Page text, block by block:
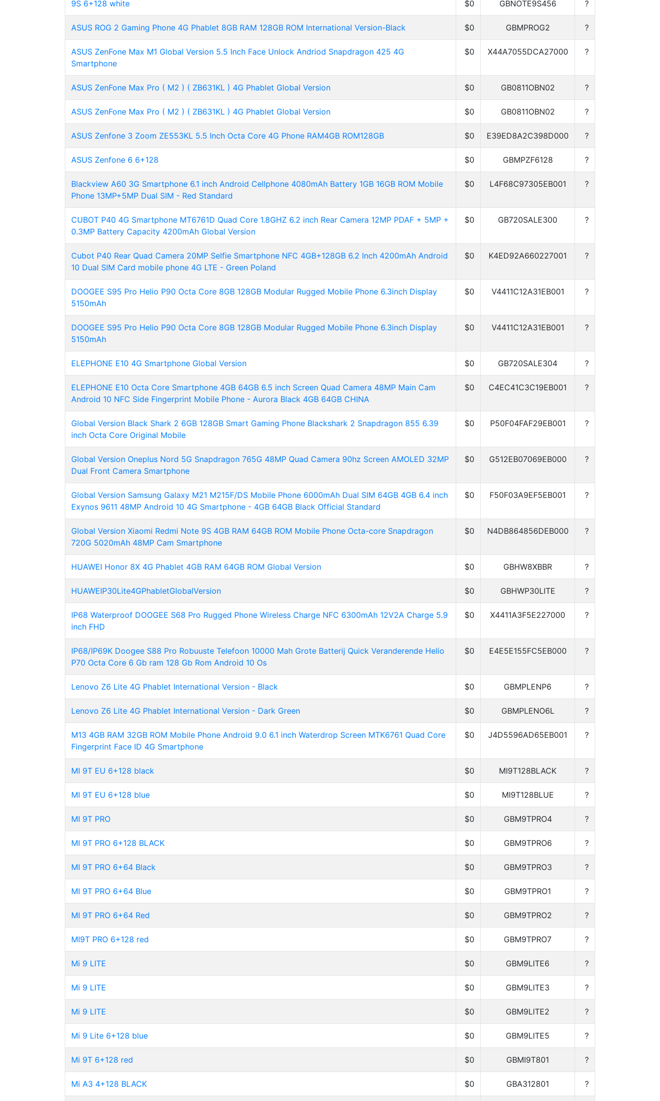
9S 6+128 white $0 GBNOTE9S456 ?
ASUS ROG 2 Gaming Phone 4G Phablet 8GB RAM 128GB ROM International Version-Black $0 GBMPROG2 ?
ASUS ZenFone Max M1 Global Version 5.5 Inch Face Unlock Andriod Snapdragon 425 4G
Smartphone
$0 X44A7055DCA27000 ?
ASUS ZenFone Max Pro ( M2 ) ( ZB631KL ) 4G Phablet Global Version $0 GB0811OBN02 ?
ASUS ZenFone Max Pro ( M2 ) ( ZB631KL ) 4G Phablet Global Version $0 GB0811OBN02 ?
ASUS Zenfone 3 Zoom ZE553KL 5.5 Inch Octa Core 4G Phone RAM4GB ROM128GB $0 E39ED8A2C398D000 ?
ASUS Zenfone 6 6+128 $0 GBMPZF6128 ?
Blackview A60 3G Smartphone 6.1 inch Android Cellphone 4080mAh Battery 1GB 16GB ROM Mobile
Phone 13MP+5MP Dual SIM - Red Standard
$0 L4F68C97305EB001 ?
CUBOT P40 4G Smartphone MT6761D Quad Core 1.8GHZ 6.2 inch Rear Camera 12MP PDAF + 5MP +
0.3MP Battery Capacity 4200mAh Global Version
$0 GB720SALE300 ?
Cubot P40 Rear Quad Camera 20MP Selfie Smartphone NFC 4GB+128GB 6.2 Inch 4200mAh Android
10 Dual SIM Card mobile phone 4G LTE - Green Poland
$0 K4ED92A660227001 ?
DOOGEE S95 Pro Helio P90 Octa Core 8GB 128GB Modular Rugged Mobile Phone 6.3inch Display
5150mAh
$0 V4411C12A31EB001 ?
DOOGEE S95 Pro Helio P90 Octa Core 8GB 128GB Modular Rugged Mobile Phone 6.3inch Display
5150mAh
$0 V4411C12A31EB001 ?
ELEPHONE E10 4G Smartphone Global Version $0 GB720SALE304 ?
ELEPHONE E10 Octa Core Smartphone 4GB 64GB 6.5 inch Screen Quad Camera 48MP Main Cam
Android 10 NFC Side Fingerprint Mobile Phone - Aurora Black 4GB 64GB CHINA
$0 C4EC41C3C19EB001 ?
Global Version Black Shark 2 6GB 128GB Smart Gaming Phone Blackshark 2 Snapdragon 855 6.39
inch Octa Core Original Mobile
$0 P50F04FAF29EB001 ?
Global Version Oneplus Nord 5G Snapdragon 765G 48MP Quad Camera 90hz Screen AMOLED 32MP
Dual Front Camera Smartphone
$0 G512EB07069EB000 ?
Global Version Samsung Galaxy M21 M215F/DS Mobile Phone 6000mAh Dual SIM 64GB 4GB 6.4 inch
Exynos 9611 48MP Android 10 4G Smartphone - 4GB 64GB Black Official Standard
$0 F50F03A9EF5EB001 ?
Global Version Xiaomi Redmi Note 9S 4GB RAM 64GB ROM Mobile Phone Octa-core Snapdragon
720G 5020mAh 48MP Cam Smartphone
$0 N4DB864856DEB000 ?
HUAWEI Honor 8X 4G Phablet 4GB RAM 64GB ROM Global Version $0 GBHW8XBBR ?
HUAWEIP30Lite4GPhabletGlobalVersion $0 GBHWP30LITE ?
IP68 Waterproof DOOGEE S68 Pro Rugged Phone Wireless Charge NFC 6300mAh 12V2A Charge 5.9
inch FHD
$0 X4411A3F5E227000 ?
IP68/IP69K Doogee S88 Pro Robuuste Telefoon 10000 Mah Grote Batterij Quick Veranderende Helio
P70 Octa Core 6 Gb ram 128 Gb Rom Android 10 Os
$0 E4E5E155FC5EB000 ?
Lenovo Z6 Lite 4G Phablet International Version - Black $0 GBMPLENP6 ?
Lenovo Z6 Lite 4G Phablet International Version - Dark Green $0 GBMPLENO6L ?
M13 4GB RAM 32GB ROM Mobile Phone Android 9.0 6.1 inch Waterdrop Screen MTK6761 Quad Core
Fingerprint Face ID 4G Smartphone
$0 J4D5596AD65EB001 ?
MI 9T EU 6+128 black $0 MI9T128BLACK ?
MI 9T EU 6+128 blue $0 MI9T128BLUE ?
MI 9T PRO $0 GBM9TPRO4 ?
MI 9T PRO 6+128 BLACK $0 GBM9TPRO6 ?
MI 9T PRO 6+64 Black $0 GBM9TPRO3 ?
MI 9T PRO 6+64 Blue $0 GBM9TPRO1 ?
MI 9T PRO 6+64 Red $0 GBM9TPRO2 ?
MI9T PRO 6+128 red $0 GBM9TPRO7 ?
Mi 9 LITE $0 GBM9LITE6 ?
Mi 9 LITE $0 GBM9LITE3 ?
Mi 9 LITE $0 GBM9LITE2 ?
Mi 9 Lite 6+128 blue $0 GBM9LITE5 ?
Mi 9T 6+128 red $0 GBMI9T801 ?
Mi A3 4+128 BLACK $0 GBA312801 ?